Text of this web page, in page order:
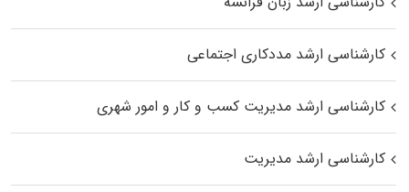
کارشناسی ارشد مددکاری اجتماعی
کارشناسی ارشد مدیریت کسب و کار و امور شهری
کارشناسی ارشد مدیریت